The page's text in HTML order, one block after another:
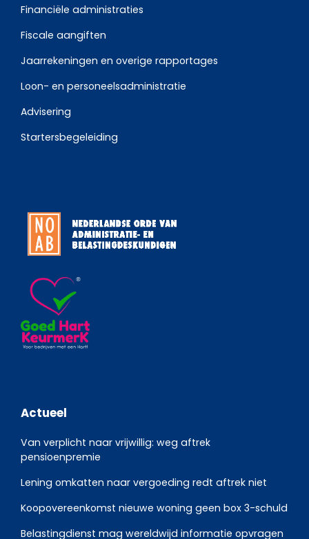
Financiële administraties
Fiscale aangiften
Jaarrekeningen en overige rapportages
Loon- en personeelsadministratie
Advisering
Startersbegeleiding
Actueel
Van verplicht naar vrijwillig: weg aftrek
pensioenpremie
Lening omkatten naar vergoeding redt aftrek niet
Koopovereenkomst nieuwe woning geen box 3-schuld
Belastingdienst mag wereldwijd informatie opvragen